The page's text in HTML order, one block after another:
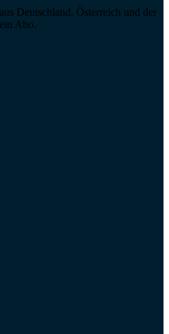
Deutschland, Österreich und der
Abo.